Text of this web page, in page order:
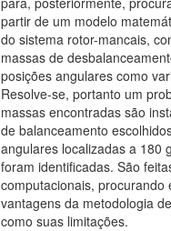
partir de um modelo
do sistema rotor-mancais,
massas de
posições angulares como
Resolve-se, portanto um
massas encontradas são
de balanceamento
angulares localizadas a 180
foram identificadas. São
computacionais, procurando
vantagens da metodologia
como suas limitações.